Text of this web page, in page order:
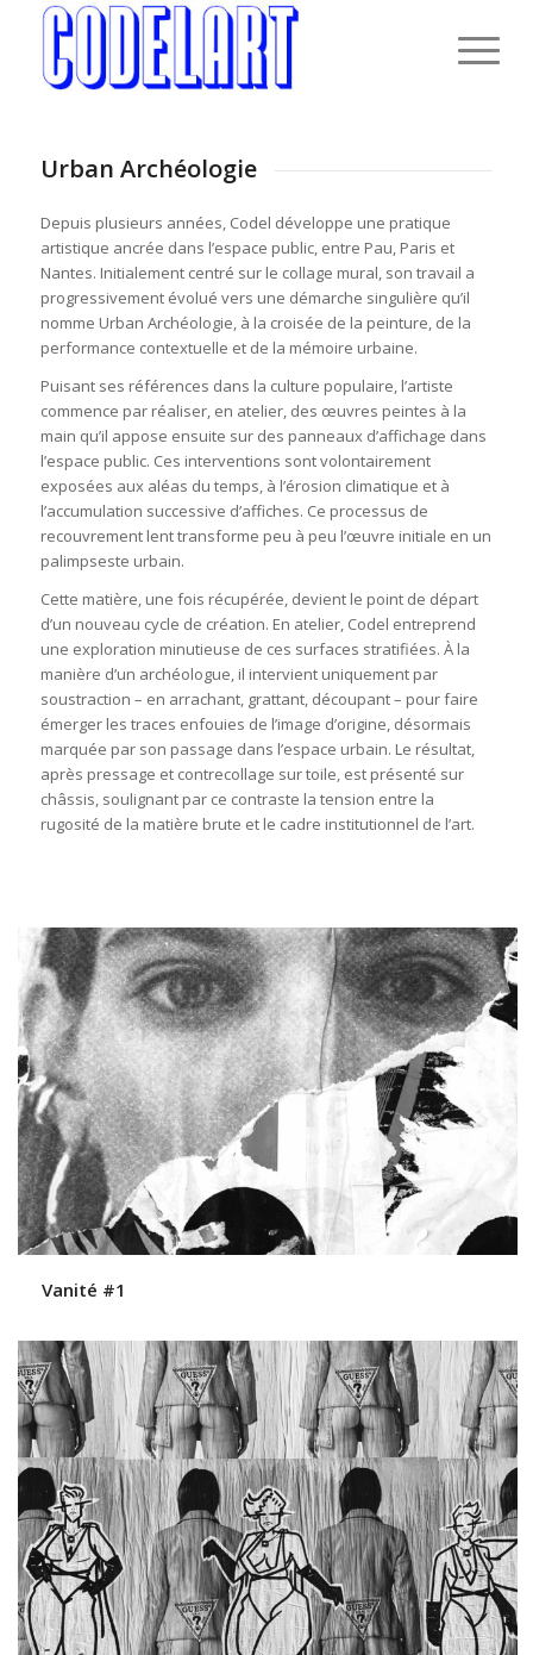
Urban Archéologie
Depuis plusieurs années, Codel développe une pratique
artistique ancrée dans l’espace public, entre Pau, Paris et
Nantes. Initialement centré sur le collage mural, son travail a
progressivement évolué vers une démarche singulière qu’il
nomme Urban Archéologie, à la croisée de la peinture, de la
performance contextuelle et de la mémoire urbaine.
Puisant ses références dans la culture populaire, l’artiste
commence par réaliser, en atelier, des œuvres peintes à la
main qu’il appose ensuite sur des panneaux d’affichage dans
l’espace public. Ces interventions sont volontairement
exposées aux aléas du temps, à l’érosion climatique et à
l’accumulation successive d’affiches. Ce processus de
recouvrement lent transforme peu à peu l’œuvre initiale en un
palimpseste urbain.
Cette matière, une fois récupérée, devient le point de départ
d’un nouveau cycle de création. En atelier, Codel entreprend
une exploration minutieuse de ces surfaces stratifiées. À la
manière d’un archéologue, il intervient uniquement par
soustraction – en arrachant, grattant, découpant – pour faire
émerger les traces enfouies de l’image d’origine, désormais
marquée par son passage dans l’espace urbain. Le résultat,
après pressage et contrecollage sur toile, est présenté sur
châssis, soulignant par ce contraste la tension entre la
rugosité de la matière brute et le cadre institutionnel de l’art.
Vanité #1